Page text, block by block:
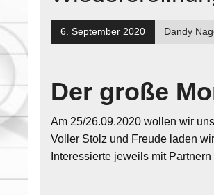
6. September 2020 Dandy
Der große
Am 25/26.09.2020 wollen wir
Voller Stolz und Freude laden
Interessierte jeweils mit